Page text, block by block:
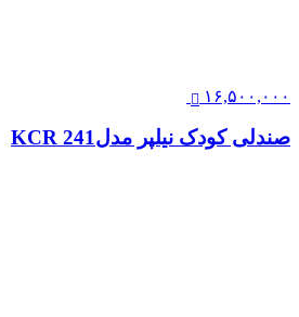
۱۶,۵۰۰,۰۰۰
صندلی کودک نیلپر مدلKCR 241